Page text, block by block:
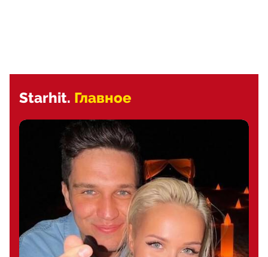
Starhit. Главное